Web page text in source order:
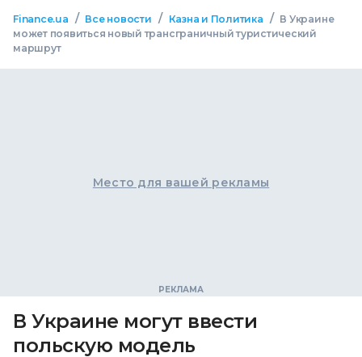
Finance.ua / Все новости / Казна и Политика / В Украине
может появиться новый трансграничный туристический
маршрут
Место для вашей рекламы
В Украине могут ввести
польскую модель